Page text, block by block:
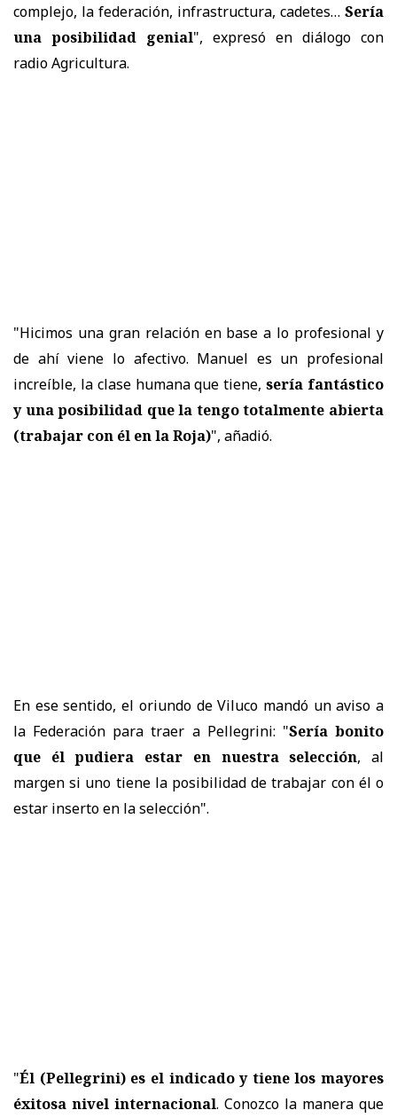
complejo, la federación, infrastructura, cadetes… Sería
una posibilidad genial", expresó en diálogo con
radio Agricultura.
"Hicimos una gran relación en base a lo profesional y
de ahí viene lo afectivo. Manuel es un profesional
increíble, la clase humana que tiene,sería fantástico
y una posibilidad que la tengo totalmente abierta
(trabajar con él en la Roja)", añadió.
En ese sentido, el oriundo de Viluco mandó un aviso a
la Federación para traer a Pellegrini: "Sería bonito
que él pudiera estar en nuestra selección, al
margen si uno tiene la posibilidad de trabajar con él o
estar inserto en la selección".
"Él (Pellegrini) es el indicado y tiene los mayores
éxitosa nivel internacional. Conozco la manera que